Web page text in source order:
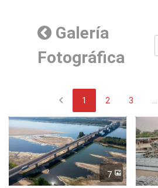
Galería
Fotográfica
chevron_left 1 2 3
7